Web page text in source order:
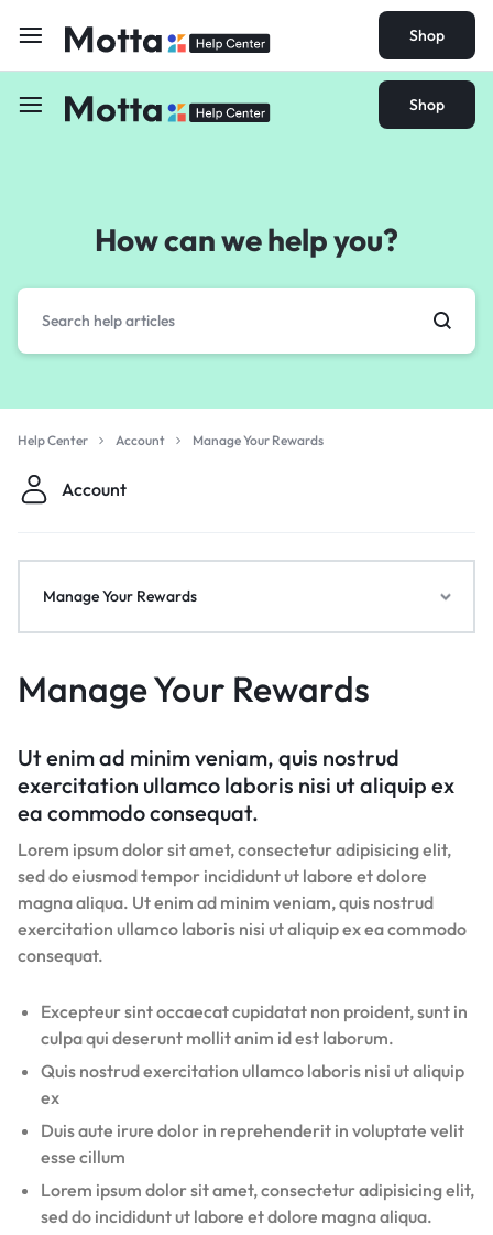
Shop
Shop
How can we help you?
Help Center Account Manage Your Rewards
Account
Manage Your Rewards
Ut enim ad minim veniam, quis nostrud
exercitation ullamco laboris nisi ut aliquip ex
ea commodo consequat.
Lorem ipsum dolor sit amet, consectetur adipisicing elit,
sed do eiusmod tempor incididunt ut labore et dolore
magna aliqua. Ut enim ad minim veniam, quis nostrud
exercitation ullamco laboris nisi ut aliquip ex ea commodo
consequat.
Excepteur sint occaecat cupidatat non proident, sunt in
culpa qui deserunt mollit anim id est laborum.
Quis nostrud exercitation ullamco laboris nisi ut aliquip
ex
Duis aute irure dolor in reprehenderit in voluptate velit
esse cillum
Lorem ipsum dolor sit amet, consectetur adipisicing elit,
sed do incididunt ut labore et dolore magna aliqua.
Manage Your Rewards